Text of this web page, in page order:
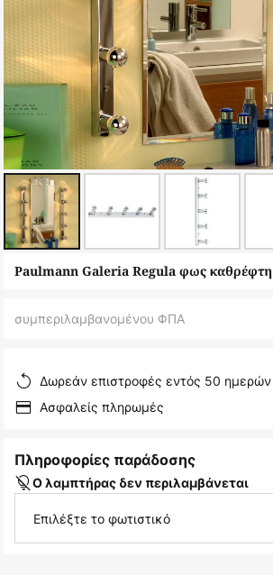
Μετάβαση
εικόνων
Paulmann Galeria Regula φως καθρέφτη
συμπεριλαμβανομένου ΦΠΑ
Δωρεάν επιστροφές εντός 50 ημερών
Ασφαλείς πληρωμές
Πληροφορίες παράδοσης
Ο λαμπτήρας δεν περιλαμβάνεται
Επιλέξτε το φωτιστικό